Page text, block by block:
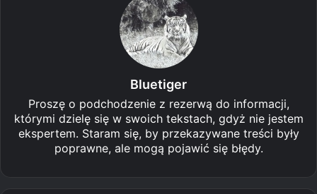
Bluetiger
Proszę o podchodzenie z rezerwą do informacji,
którymi dzielę się w swoich tekstach, gdyż nie jestem
ekspertem. Staram się, by przekazywane treści były
poprawne, ale mogą pojawić się błędy.